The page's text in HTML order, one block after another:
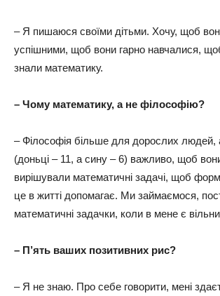
– Я пишаюся своїми дітьми. Хочу, щоб
успішними, щоб вони гарно навчалися,
знали математику.
– Чому математику, а не філософію?
– Філософія більше для дорослих людей,
(доньці – 11, а сину – 6) важливо, щоб
вирішували математичні задачі, щоб
це в житті допомагає. Ми займаємося,
математичні задачки, коли в мене є
– П’ять ваших позитивних рис?
– Я не знаю. Про себе говорити, мені